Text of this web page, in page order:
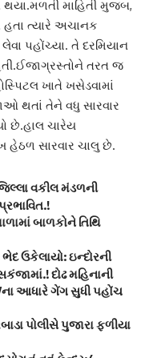
માહિતી મુજબ,
હતા ત્યારે અચાનક
પહોંચ્યા. તે દરમિયાન
તરત જ
ખાતે ખસેડવામાં
થતાં તેને વધુ સારવાર
છે.હાલ ચારેય
હેઠળ સારવાર ચાલુ છે.
વકીલ મંડળની
બાળકોને તિથિ
ભેદ ઉકેલાયો: ઇન્દોરની
દોઢ મહિનાની
આધારે ગેંગ સુધી પહોંચ
પોલીસે પુજારા ફળીયા